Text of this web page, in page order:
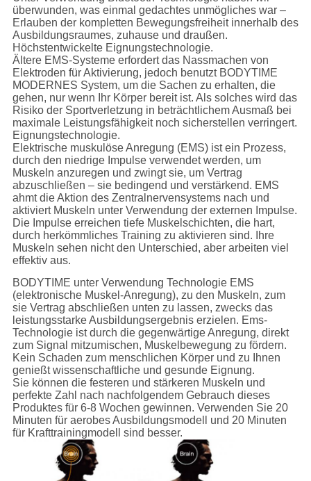
überwunden, was einmal gedachtes unmögliches war –
Erlauben der kompletten Bewegungsfreiheit innerhalb des
Ausbildungsraumes, zuhause und draußen.
Höchstentwickelte Eignungstechnologie.
Ältere EMS-Systeme erfordert das Nassmachen von
Elektroden für Aktivierung, jedoch benutzt BODYTIME
MODERNES System, um die Sachen zu erhalten, die
gehen, nur wenn Ihr Körper bereit ist. Als solches wird das
Risiko der Sportverletzung in beträchtlichem Ausmaß bei
maximale Leistungsfähigkeit noch sicherstellen verringert.
Eignungstechnologie.
Elektrische muskulöse Anregung (EMS) ist ein Prozess,
durch den niedrige Impulse verwendet werden, um
Muskeln anzuregen und zwingt sie, um Vertrag
abzuschließen – sie bedingend und verstärkend. EMS
ahmt die Aktion des Zentralnervensystems nach und
aktiviert Muskeln unter Verwendung der externen Impulse.
Die Impulse erreichen tiefe Muskelschichten, die hart,
durch herkömmliches Training zu aktivieren sind. Ihre
Muskeln sehen nicht den Unterschied, aber arbeiten viel
effektiv aus.
BODYTIME unter Verwendung Technologie EMS
(elektronische Muskel-Anregung), zu den Muskeln, zum
sie Vertrag abschließen unten zu lassen, zwecks das
leistungsstarke Ausbildungsergebnis erzielen. Ems-
Technologie ist durch die gegenwärtige Anregung, direkt
zum Signal mitzumischen, Muskelbewegung zu fördern.
Kein Schaden zum menschlichen Körper und zu Ihnen
genießt wissenschaftliche und gesunde Eignung.
Sie können die festeren und stärkeren Muskeln und
perfekte Zahl nach nachfolgendem Gebrauch dieses
Produktes für 6-8 Wochen gewinnen. Verwenden Sie 20
Minuten für aerobes Ausbildungsmodell und 20 Minuten
für Krafttrainingmodell sind besser.